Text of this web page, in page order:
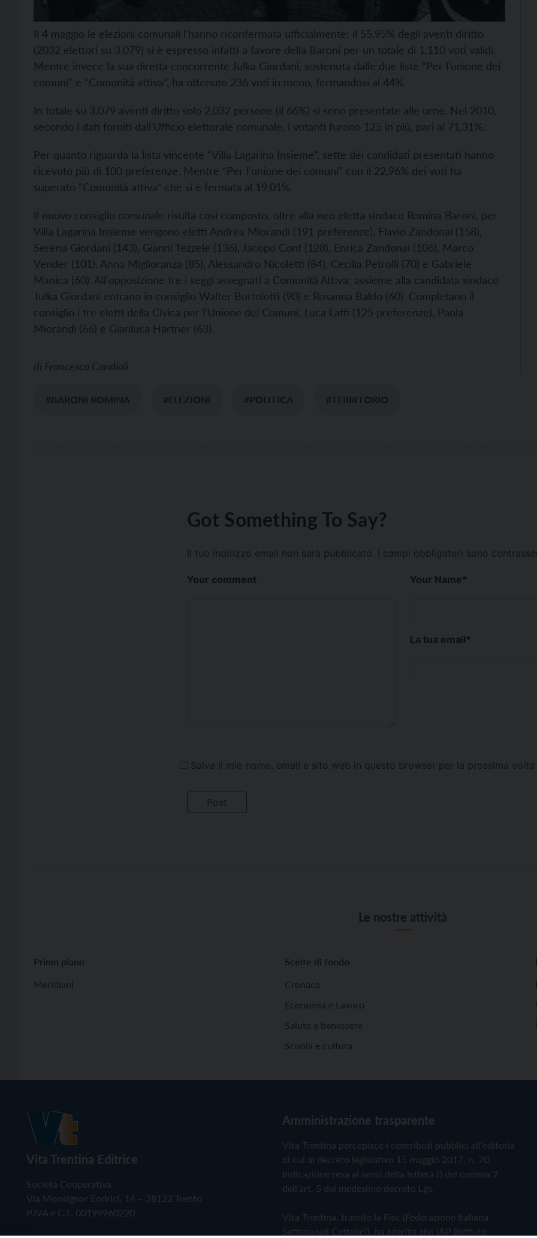
Il 4 maggio le elezioni comunali l'hanno riconfermata ufficialmente: il 55,95% degli aventi diritto
(2032 elettori su 3.079) si è espresso infatti a favore della Baroni per un totale di 1.110 voti validi.
Mentre invece la sua diretta concorrente Julka Giordani, sostenuta dalle due liste “Per l'unione dei
comuni” e “Comunità attiva”, ha ottenuto 236 voti in meno, fermandosi al 44%.
In totale su 3.079 aventi diritto solo 2.032 persone (il 66%) si sono presentate alle urne. Nel 2010,
secondo i dati forniti dall'Ufficio elettorale comunale, i votanti furono 125 in più, pari al 71,31%.
Per quanto riguarda la lista vincente “Villa Lagarina Insieme”, sette dei candidati presentati hanno
ricevuto più di 100 preferenze. Mentre “Per l'unione dei comuni” con il 22,96% dei voti ha
superato “Comunità attiva” che si è fermata al 19,01%.
Il nuovo consiglio comunale risulta così composto: oltre alla neo eletta sindaco Romina Baroni, per
Villa Lagarina Insieme vengono eletti Andrea Miorandi (191 preferenze), Flavio Zandonai (158),
Serena Giordani (143), Gianni Tezzele (136), Jacopo Cont (128), Enrica Zandonai (106), Marco
Vender (101), Anna Miglioranza (85), Alessandro Nicoletti (84), Cecilia Petrolli (70) e Gabriele
Manica (60). All'opposizione tre i seggi assegnati a Comunità Attiva: assieme alla candidata sindaco
Julka Giordani entrano in consiglio Walter Bortolotti (90) e Rosanna Baldo (60). Completano il
consiglio i tre eletti della Civica per l'Unione dei Comuni: Luca Laffi (125 preferenze), Paola
Miorandi (66) e Gianluca Hartner (63).
di Francesca Candioli
#BARONI ROMINA #ELEZIONI #POLITICA #TERRITORIO
Got Something To Say?
Il tuo indirizzo email non sarà pubblicato. I campi obbligatori sono
Your comment Your Name*
La tua email*
Salva il mio nome, email e sito web in questo browser per la prossima
Le nostre attività
Primo piano
Meridiani
Scelte di fondo
Cronaca
Economia e Lavoro
Salute e benessere
Scuola e cultura
Vita Trentina Editrice
Società Cooperativa
Via Monsignor Endrici, 14 – 38122 Trento
P.IVA e C.F. 00199960220
Amministrazione trasparente
Vita Trentina percepisce i contributi pubblici all'editoria
di cui al decreto legislativo 15 maggio 2017, n. 70.
Indicazione resa ai sensi della lettera f) del comma 2
dell'art. 5 del medesimo decreto Lgs.
Vita Trentina, tramite la Fisc (Federazione Italiana
Settimanali Cattolici), ha aderito allo IAP (Istituto